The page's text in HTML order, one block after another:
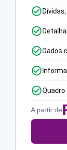
Dados
A partir de